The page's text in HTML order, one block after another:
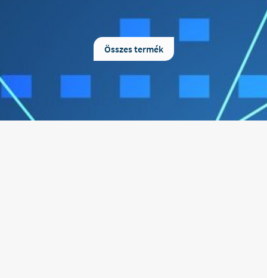
használatos, tradicionális hidrofil
kell hozzáadni, és 30 másodperc
múlva’ használatra kész. A hidrofil
bevonat alacsonyabb súrlódást
minden nyílása puha, lekerekített és
síkosított. A katéter így puhán
nyálkahártyájával, és a katéterezés kényelmesebb és biztonságosabb lesz. EasiCath katéter előnyei: Hidrofil bevonat Bevonattal ellátott nyílások a kényelem és biztonság érdekében Steril Egyszeri felhasználás Alacsony súrlódás – gyengéd és biztonságosabb használat 30 másodperc alatt használatra kész EasiCath többféle méretben kapható, egyéni szükséglet szerint. TB támogatott termék! Vényre kiváltható. 1 doboz tartalma 25db katéter. Az ár egy dobozra vonatkozik.
Termék leírása A
használható katéter
egyszerű és ösztönös. Nem
vizet vagy síkosítót
megvárni a bevonat
Nincs ennél gyorsabb
egyszerűbb megoldás. A
et a nagyobb
húgycső
minimalizálására
egyedülálló hidrofil
Összes termék